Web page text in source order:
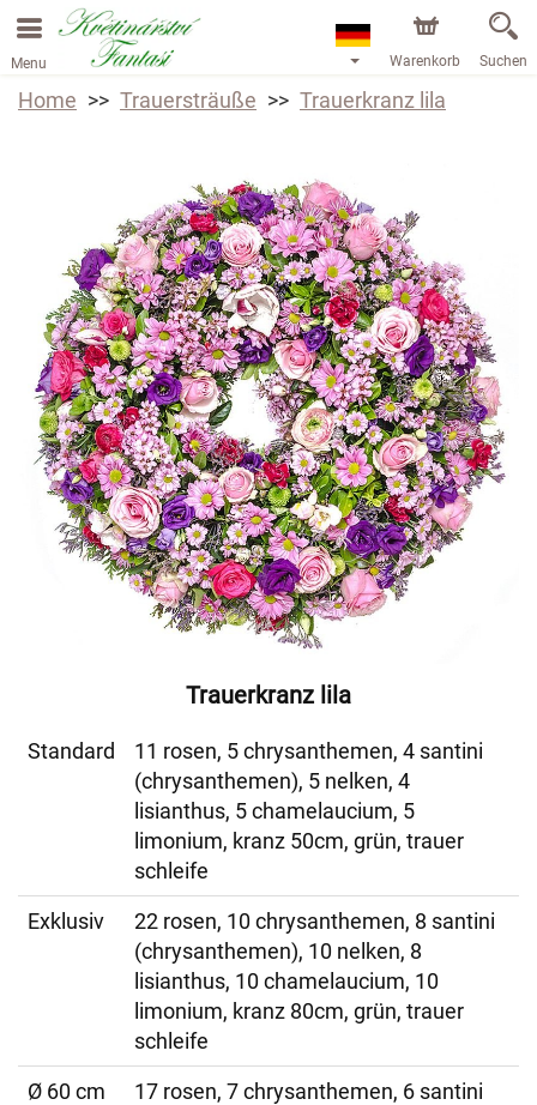
Menu Warenkorb Suchen
Home Trauersträuße Trauerkranz lila
Trauerkranz lila
Standard
11 rosen, 5 chrysanthemen, 4 santini
(chrysanthemen), 5 nelken, 4
lisianthus, 5 chamelaucium, 5
limonium, kranz 50cm, grün, trauer
schleife
Exklusiv
22 rosen, 10 chrysanthemen, 8 santini
(chrysanthemen), 10 nelken, 8
lisianthus, 10 chamelaucium, 10
limonium, kranz 80cm, grün, trauer
schleife
Ø 60 cm
17 rosen, 7 chrysanthemen, 6 santini